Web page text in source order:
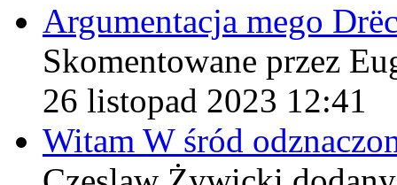
Argumentacja mego
Skomentowane przez
26 listopad 2023 12:41
Witam W śród